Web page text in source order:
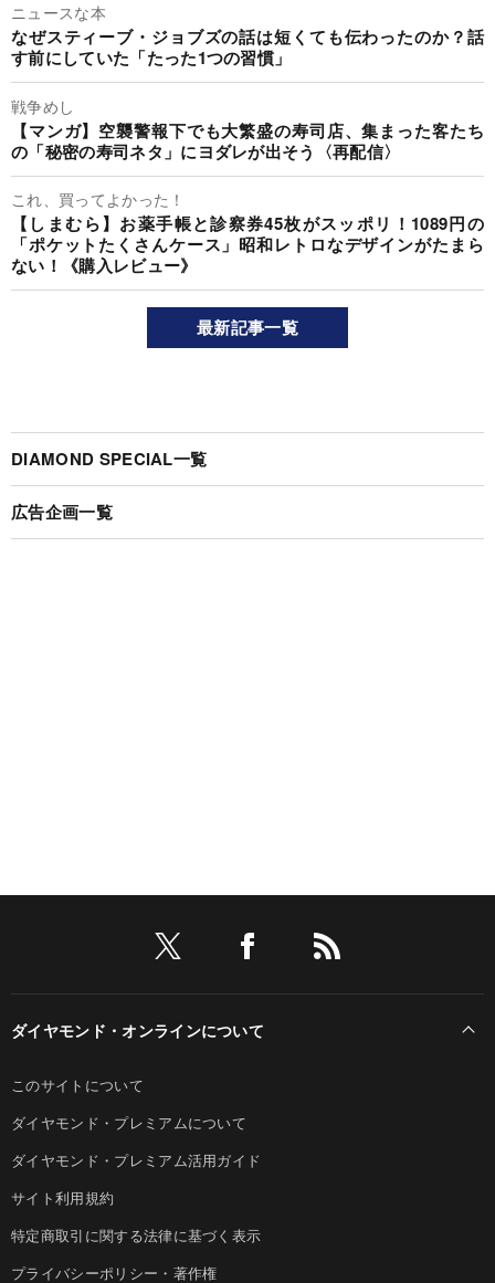
ニュースな本
なぜスティーブ・ジョブズの話は短くても伝わったのか？話
す前にしていた「たった1つの習慣」
戦争めし
【マンガ】空襲警報下でも大繁盛の寿司店、集まった客たち
の「秘密の寿司ネタ」にヨダレが出そう〈再配信〉
これ、買ってよかった！
【しまむら】お薬手帳と診察券45枚がスッポリ！1089円の
「ポケットたくさんケース」昭和レトロなデザインがたまら
ない！《購入レビュー》
最新記事一覧
DIAMOND SPECIAL一覧
広告企画一覧
ダイヤモンド・オンラインについて
このサイトについて
ダイヤモンド・プレミアムについて
ダイヤモンド・プレミアム活用ガイド
サイト利用規約
特定商取引に関する法律に基づく表示
プライバシーポリシー・著作権